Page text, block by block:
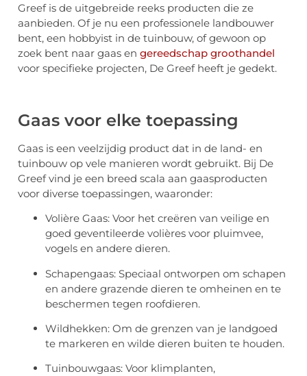
Greef is de uitgebreide reeks producten die ze
aanbieden. Of je nu een professionele landbouwer
bent, een hobbyist in de tuinbouw, of gewoon op
zoek bent naar gaas en gereedschap groothandel
voor specifieke projecten, De Greef heeft je gedekt.
Gaas voor elke toepassing
Gaas is een veelzijdig product dat in de land- en
tuinbouw op vele manieren wordt gebruikt. Bij De
Greef vind je een breed scala aan gaasproducten
voor diverse toepassingen, waaronder:
Volière Gaas: Voor het creëren van veilige en
goed geventileerde volières voor pluimvee,
vogels en andere dieren.
Schapengaas: Speciaal ontworpen om schapen
en andere grazende dieren te omheinen en te
beschermen tegen roofdieren.
Wildhekken: Om de grenzen van je landgoed
te markeren en wilde dieren buiten te houden.
Tuinbouwgaas: Voor klimplanten,